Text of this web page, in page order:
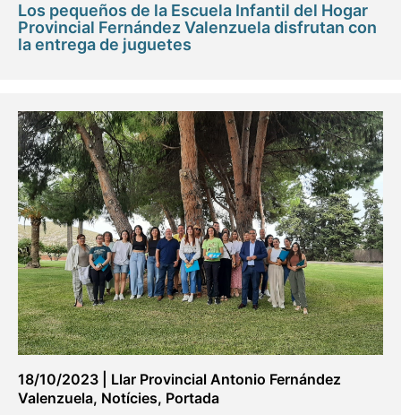
Los pequeños de la Escuela Infantil del Hogar
Provincial Fernández Valenzuela disfrutan con
la entrega de juguetes
18/10/2023
Llar Provincial Antonio Fernández
Valenzuela, Notícies, Portada